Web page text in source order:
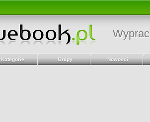
Kategorie Grupy Nowości